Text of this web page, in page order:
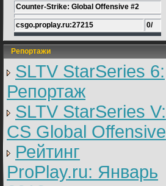
Counter-Strike: Global Offensive #2
csgo.proplay.ru:27215 0/
Репортажи
SLTV StarSeries 6:
Репортаж
SLTV StarSeries V:
CS Global Offensive
Рейтинг
ProPlay.ru: Январь